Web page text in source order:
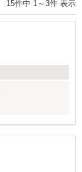
15件中 1 ～ 3件 表示